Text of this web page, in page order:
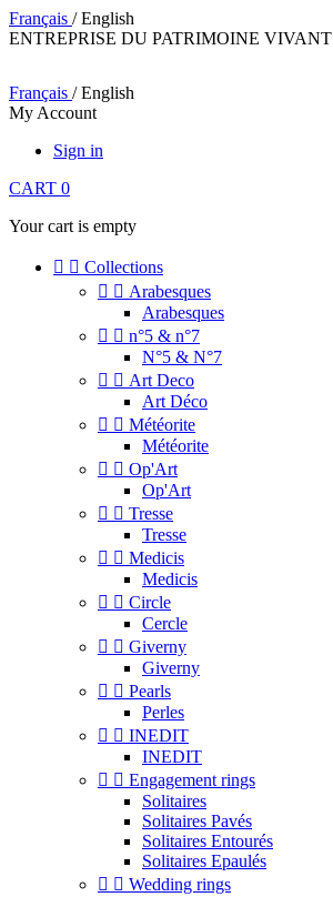
Français / English
ENTREPRISE DU PATRIMOINE VIVANT
Français / English
My Account
Sign in
CART 0
Your cart is empty
  Collections
  Arabesques
Arabesques
  n°5 & n°7
N°5 & N°7
  Art Deco
Art Déco
  Météorite
Météorite
  Op'Art
Op'Art
  Tresse
Tresse
  Medicis
Medicis
  Circle
Cercle
  Giverny
Giverny
  Pearls
Perles
  INEDIT
INEDIT
  Engagement rings
Solitaires
Solitaires Pavés
Solitaires Entourés
Solitaires Epaulés
  Wedding rings